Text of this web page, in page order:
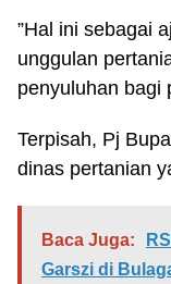
”Hal ini sebagai
unggulan
penyuluhan bagi
Terpisah, Pj
dinas pertanian
Baca Juga:
Garszi di